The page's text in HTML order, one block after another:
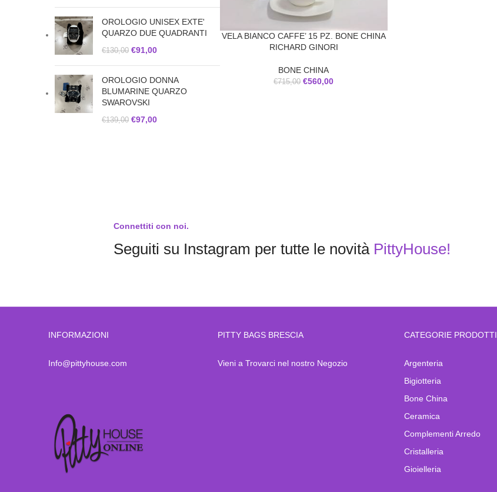
OROLOGIO UNISEX EXTE'
QUARZO DUE QUADRANTI
€130,00 €91,00
OROLOGIO DONNA
BLUMARINE QUARZO
SWAROVSKI
€139,00 €97,00
VELA BIANCO CAFFE’ 15 PZ. BONE CHINA
RICHARD GINORI
BONE CHINA
€715,00 €560,00
Connettiti con noi.
Seguiti su Instagram per tutte le novità PittyHouse!
INFORMAZIONI
Info@pittyhouse.com
PITTY BAGS BRESCIA
Vieni a Trovarci nel nostro Negozio
CATEGORIE PRODOTTI
Argenteria
Bigiotteria
Bone China
Ceramica
Complementi Arredo
Cristalleria
Gioielleria